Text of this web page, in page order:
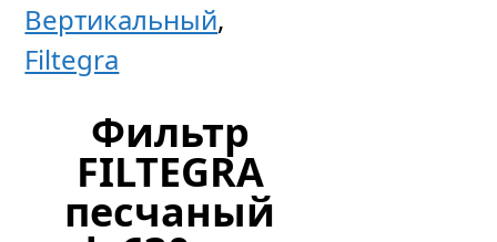
Вертикальный,
Filtegra
Фильтр
FILTEGRA
песчаный